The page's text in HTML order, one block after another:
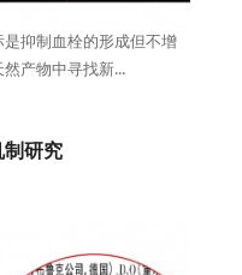
抑制血栓的形成但不增
产物中寻找新...
研究